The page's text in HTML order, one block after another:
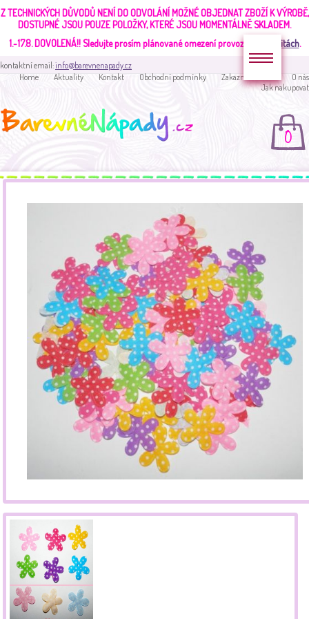
Z TECHNICKÝCH DŮVODŮ NENÍ DO ODVOLÁNÍ MOŽNÉ OBJEDNAT ZBOŽÍ K VÝROBĚ,
DOSTUPNÉ JSOU POUZE POLOŽKY, KTERÉ JSOU MOMENTÁLNĚ SKLADEM.
1.-17.8. DOVOLENÁ!!Sledujte prosím plánované omezení provozu v aktualitách.
kontaktní email:info@barevnenapady.cz
Home
Aktuality Kontakt Obchodní podmínky Zakaznická sekce
O nás
Jak nakupovat
0